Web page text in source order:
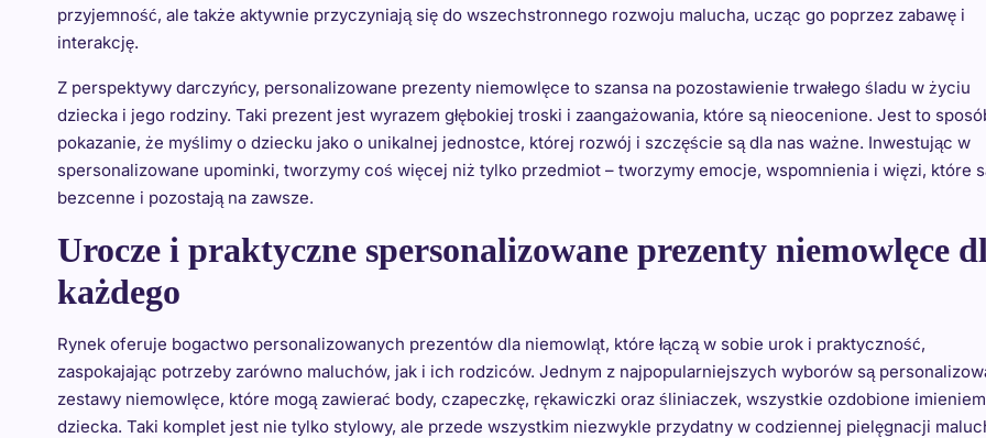
przyjemność, ale także aktywnie przyczyniają się do wszechstronnego rozwoju malucha, ucząc go poprzez zabawę i
interakcję.
Z perspektywy darczyńcy, personalizowane prezenty niemowlęce to szansa na pozostawienie trwałego śladu w życiu
dziecka i jego rodziny. Taki prezent jest wyrazem głębokiej troski i zaangażowania, które są nieocenione. Jest to
pokazanie, że myślimy o dziecku jako o unikalnej jednostce, której rozwój i szczęście są dla nas ważne. Inwestując w
spersonalizowane upominki, tworzymy coś więcej niż tylko przedmiot – tworzymy emocje, wspomnienia i więzi, które
bezcenne i pozostają na zawsze.
Urocze i praktyczne spersonalizowane prezenty niemowlęce
każdego
Rynek oferuje bogactwo personalizowanych prezentów dla niemowląt, które łączą w sobie urok i praktyczność,
zaspokajając potrzeby zarówno maluchów, jak i ich rodziców. Jednym z najpopularniejszych wyborów są
zestawy niemowlęce, które mogą zawierać body, czapeczkę, rękawiczki oraz śliniaczek, wszystkie ozdobione imieniem
dziecka. Taki komplet jest nie tylko stylowy, ale przede wszystkim niezwykle przydatny w codziennej pielęgnacji